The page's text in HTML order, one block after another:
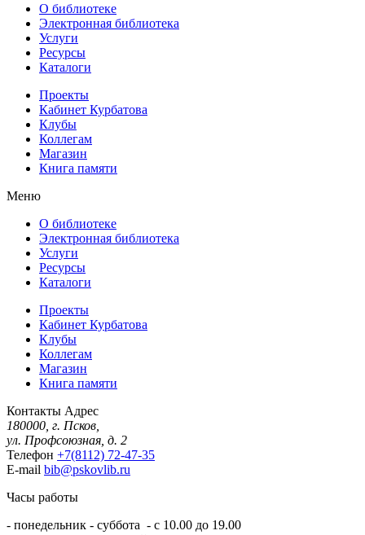
О библиотеке
Электронная библиотека
Услуги
Ресурсы
Каталоги
Проекты
Кабинет Курбатова
Клубы
Коллегам
Магазин
Книга памяти
Меню
О библиотеке
Электронная библиотека
Услуги
Ресурсы
Каталоги
Проекты
Кабинет Курбатова
Клубы
Коллегам
Магазин
Книга памяти
Контакты Адрес
180000, г. Псков,
ул. Профсоюзная, д. 2
Телефон +7(8112) 72-47-35
E-mail bib@pskovlib.ru
Часы работы
- понедельник - суббота - с 10.00 до 19.00